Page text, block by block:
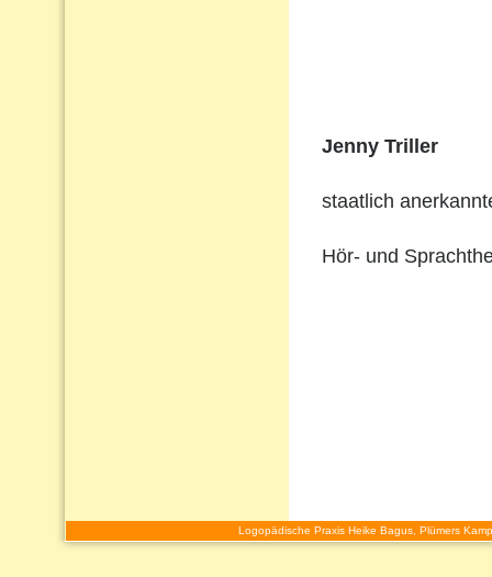
Jenny Triller
staatlich
Hör- und
Logopädische Praxis Heike Bagus, Plümers